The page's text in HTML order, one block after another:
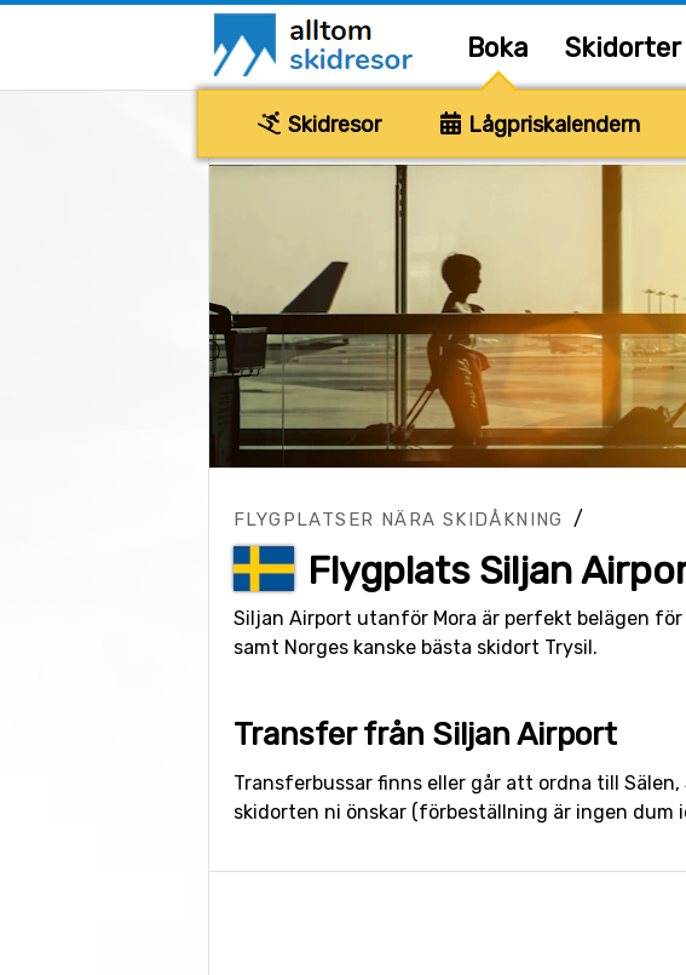
Boka Skidorter
Skidresor Lågpriskalendern
FLYGPLATSER NÄRA SKIDÅKNING /
Flygplats Siljan
Siljan Airport utanför Mora är perfekt belägen
samt Norges kanske bästa skidort Trysil.
Transfer från Siljan Airport
Transferbussar finns eller går att ordna till
skidorten ni önskar (förbeställning är ingen dum